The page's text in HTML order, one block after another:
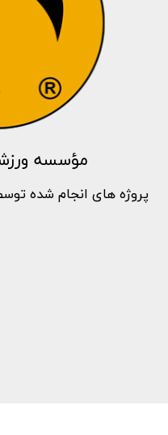
مؤسسه
پروژه های انجام شده